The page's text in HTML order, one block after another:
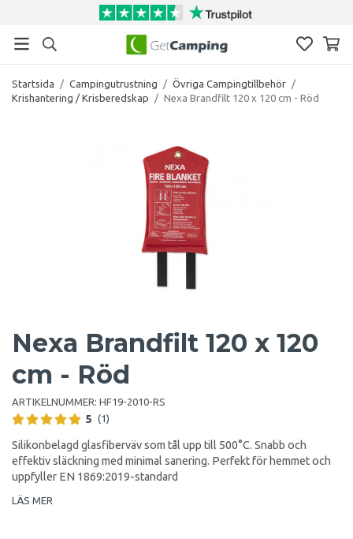
Startsida / Campingutrustning / Övriga Campingtillbehör /
Krishantering / Krisberedskap
/ Nexa Brandfilt 120 x 120 cm - Röd
Nexa Brandfilt 120 x 120
cm - Röd
ARTIKELNUMMER: HF19-2010-RS
5 (1)
Silikonbelagd glasfiberväv som tål upp till 500°C. Snabb och
effektiv släckning med minimal sanering. Perfekt för hemmet och
uppfyller EN 1869:2019-standard
LÄS MER